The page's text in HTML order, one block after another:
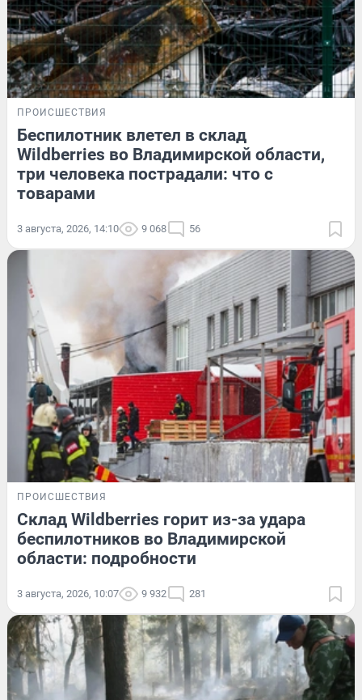
ПРОИСШЕСТВИЯ
Беспилотник влетел в склад
Wildberries во Владимирской области,
три человека пострадали: что с
товарами
3 августа, 2026, 14:10 9 068 56
ПРОИСШЕСТВИЯ
Склад Wildberries горит из-за удара
беспилотников во Владимирской
области: подробности
3 августа, 2026, 10:07 9 932 281